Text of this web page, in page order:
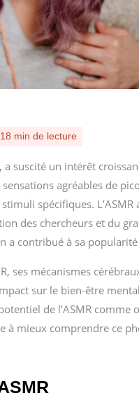
18 min de lecture
a suscité un intérêt
agréables de
spécifiques. L’ASMR
des chercheurs et du
a contribué à sa
ses mécanismes
sur le bien-être
de l’ASMR comme
à mieux comprendre ce